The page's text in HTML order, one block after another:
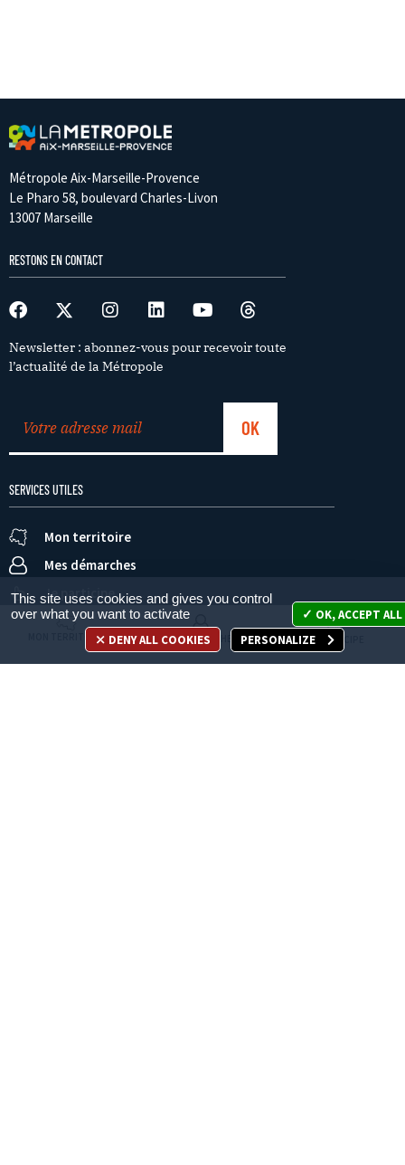
Métropole Aix-Marseille-Provence
Le Pharo 58, boulevard Charles-Livon
13007 Marseille
RESTONS EN CONTACT
Newsletter : abonnez-vous pour recevoir toute
l’actualité de la Métropole
SERVICES UTILES
Mon territoire
Mes démarches
Je participe
MON TERRITOIRE MES DÉMARCHES JE PARTICIPE
This site uses cookies and gives you control
over what you want to activate
OK, ACCEPT ALL
DENY ALL COOKIES
PERSONALIZE